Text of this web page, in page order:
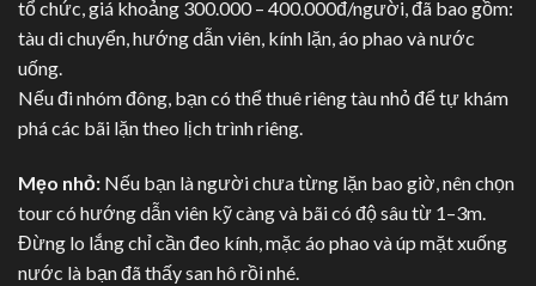
tổ chức, giá khoảng 300.000 – 400.000đ/người, đã bao gồm:
tàu di chuyển, hướng dẫn viên, kính lặn, áo phao và nước
uống.
Nếu đi nhóm đông, bạn có thể thuê riêng tàu nhỏ để tự khám
phá các bãi lặn theo lịch trình riêng.
Mẹo nhỏ: Nếu bạn là người chưa từng lặn bao giờ, nên chọn
tour có hướng dẫn viên kỹ càng và bãi có độ sâu từ 1–3m.
Đừng lo lắng chỉ cần đeo kính, mặc áo phao và úp mặt xuống
nước là bạn đã thấy san hô rồi nhé.